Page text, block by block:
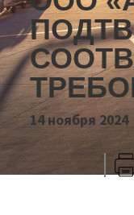
14 ноября 2024